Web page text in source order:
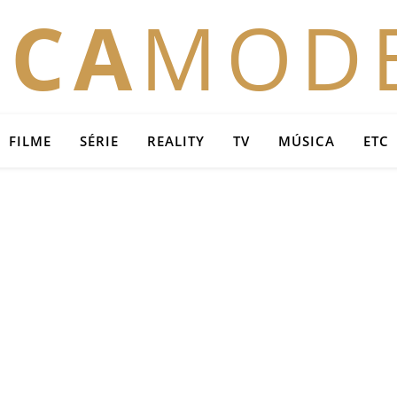
FILME SÉRIE REALITY TV MÚSICA ETC